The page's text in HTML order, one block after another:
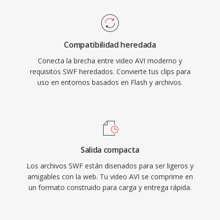
universalmente reconocidos y es ampliamente
soportado por reproductores multimedia y
herramientas de edición en todos los
práctico incluso con conexiones lentas de
internet. SWF soportaba renderizado
progresivo, permitiendo qué el contenido
comenzara a reproducirse antes de qué se
descargara el archivo completo. Adobe Flash
Player en su apogeo estaba instalado en más
alcance sin igual para contenido web
soportar reproducción de vídeo, acceso a
cámara y microfono, aceleración 3D y
conexiones de socket para aplicaciones en
Compatibilidad heredada
Conecta la brecha entre video AVI moderno y
requisitos SWF heredados. Convierte tus clips para
uso en entornos basados en Flash y archivos.
Salida compacta
Los archivos SWF están disenados para ser ligeros y
amigables con la web. Tu video AVI se comprime en
un formato construido para carga y entrega rápida.